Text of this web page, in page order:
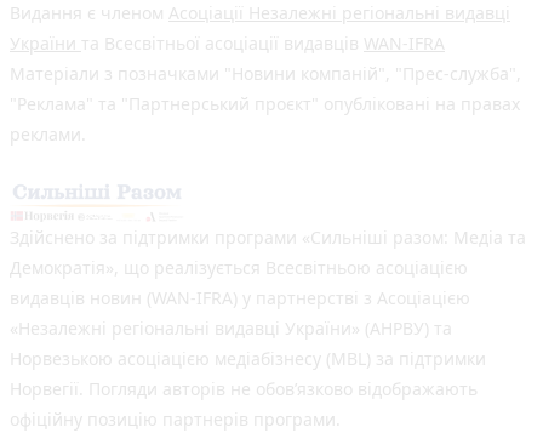
Видання є членом Асоціації Незалежні регіональні видавці
України та Всесвітньої асоціації видавців WAN-IFRA
Матеріали з позначками "Новини компаній", "Прес-служба",
"Реклама" та "Партнерський проєкт" опубліковані на правах
реклами.
Здійснено за підтримки програми «Сильніші разом: Медіа та
Демократія», що реалізується Всесвітньою асоціацією
видавців новин (WAN-IFRA) у партнерстві з Асоціацією
«Незалежні регіональні видавці України» (АНРВУ) та
Норвезькою асоціацією медіабізнесу (MBL) за підтримки
Норвегії. Погляди авторів не обов’язково відображають
офіційну позицію партнерів програми.